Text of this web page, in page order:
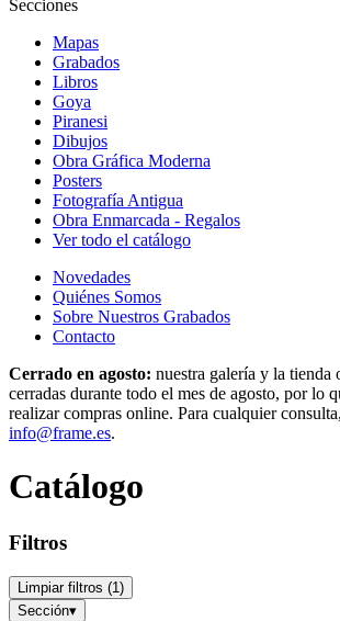
Secciones
Mapas
Grabados
Libros
Goya
Piranesi
Dibujos
Obra Gráfica Moderna
Posters
Fotografía Antigua
Obra Enmarcada - Regalos
Ver todo el catálogo
Novedades
Quiénes Somos
Sobre Nuestros Grabados
Contacto
Cerrado en agosto: nuestra galería y la tienda
cerradas durante todo el mes de agosto, por lo
realizar compras online. Para cualquier
info@frame.es.
Catálogo
Filtros
Limpiar filtros (1)
Sección▾